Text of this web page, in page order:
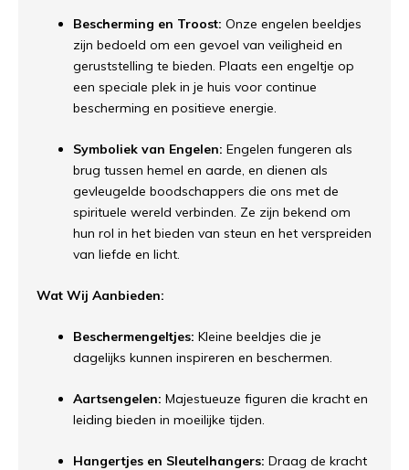
Bescherming en Troost: Onze engelen beeldjes
zijn bedoeld om een gevoel van veiligheid en
geruststelling te bieden. Plaats een engeltje op
een speciale plek in je huis voor continue
bescherming en positieve energie.
Symboliek van Engelen: Engelen fungeren als
brug tussen hemel en aarde, en dienen als
gevleugelde boodschappers die ons met de
spirituele wereld verbinden. Ze zijn bekend om
hun rol in het bieden van steun en het verspreiden
van liefde en licht.
Wat Wij Aanbieden:
Beschermengeltjes: Kleine beeldjes die je
dagelijks kunnen inspireren en beschermen.
Aartsengelen: Majestueuze figuren die kracht en
leiding bieden in moeilijke tijden.
Hangertjes en Sleutelhangers: Draag de kracht